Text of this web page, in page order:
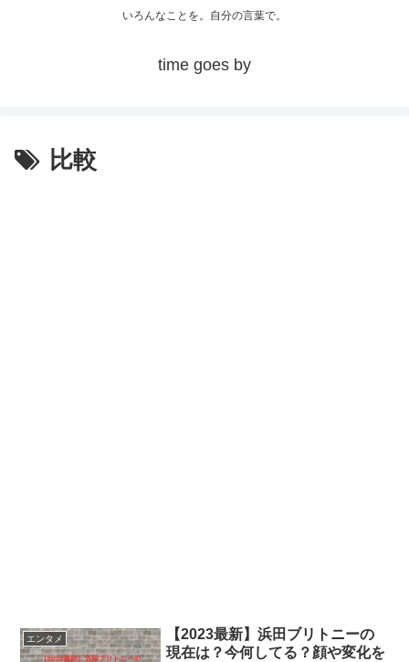
いろんなことを。自分の言葉で。
time goes by
比較
エンタメ
【2023最新】浜田ブリトニーの
現在は？今何してる？顔や変化を